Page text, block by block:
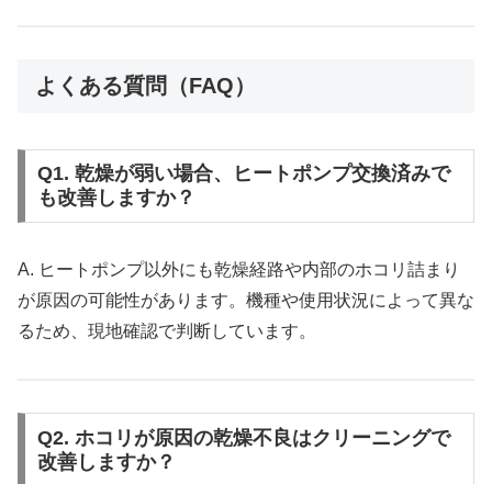
よくある質問（FAQ）
Q1. 乾燥が弱い場合、ヒートポンプ交換済みで
も改善しますか？
A. ヒートポンプ以外にも乾燥経路や内部のホコリ詰まり
が原因の可能性があります。機種や使用状況によって異な
るため、現地確認で判断しています。
Q2. ホコリが原因の乾燥不良はクリーニングで
改善しますか？